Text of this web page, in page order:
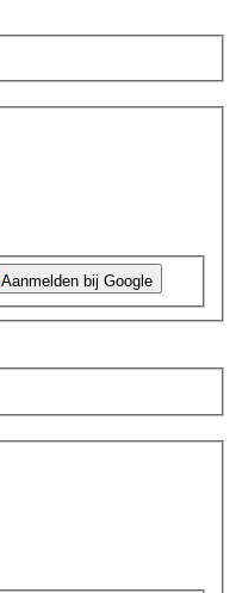
Aanmelden bij Google